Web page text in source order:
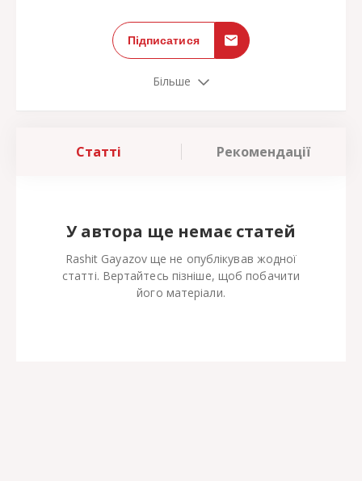
Підписатися
Більше
Статті Рекомендації
У автора ще немає статей
Rashit Gayazov ще не опублікував жодної
статті. Вертайтесь пізніше, щоб побачити
його матеріали.